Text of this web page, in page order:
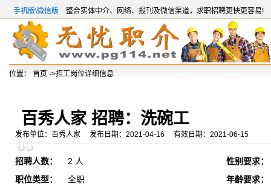
手机版\微信版 整合实体中介、网络、报刊及微信渠道，求职招聘更快更容易!
位置： 首页 ->招工岗位详细信息
百秀人家 招聘：洗碗工
发布单位：百秀人家 发布日期：2021-04-16 有效日期：2021-06-15
招聘人数： 2 人
性别要求：
职位类型：
全职
年龄要求：